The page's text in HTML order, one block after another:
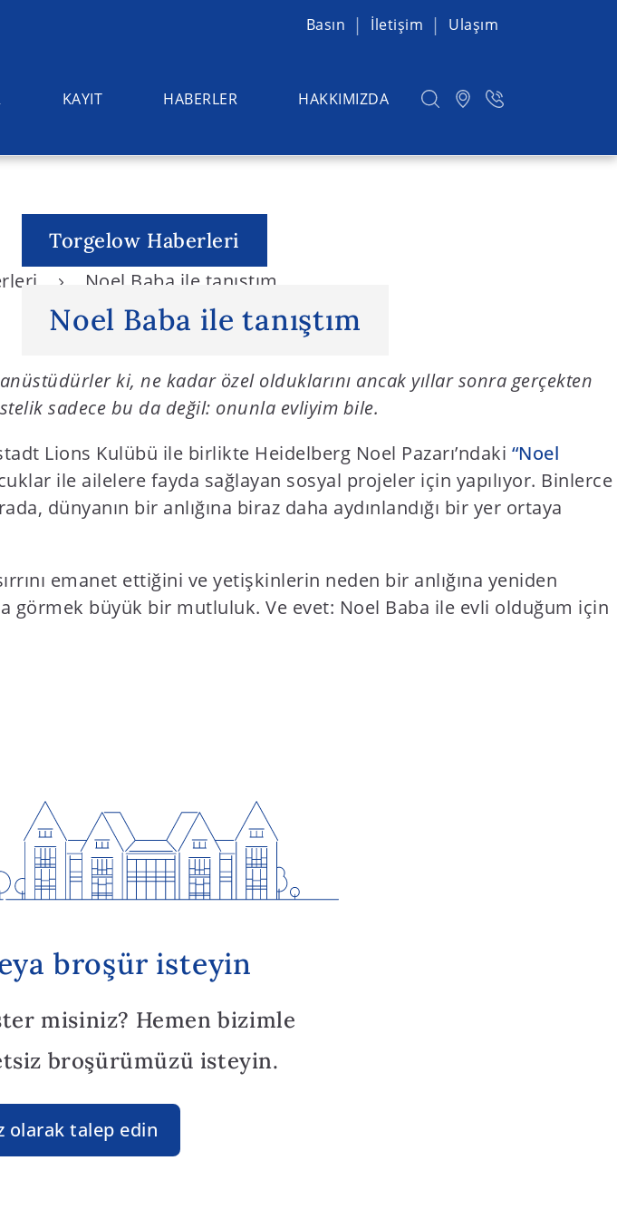
Basın İletişim Ulaşım
KAYIT HABERLER HAKKIMIZDA
Torgelow Haberleri
Noel Baba ile tanıştım
Noel Baba ile tanıştım
ki, ne kadar özel olduklarını ancak yıllar sonra gerçekten
sadece bu da değil: onunla evliyim bile.
Lions Kulübü ile birlikte Heidelberg Noel Pazarı’ndaki “Noel
ile ailelere fayda sağlayan sosyal projeler için yapılıyor. Binlerce
dünyanın bir anlığına biraz daha aydınlandığı bir yer ortaya
emanet ettiğini ve yetişkinlerin neden bir anlığına yeniden
görmek büyük bir mutluluk. Ve evet: Noel Baba ile evli olduğum için
broşür isteyin
misiniz? Hemen bizimle
broşürümüzü isteyin.
olarak talep edin